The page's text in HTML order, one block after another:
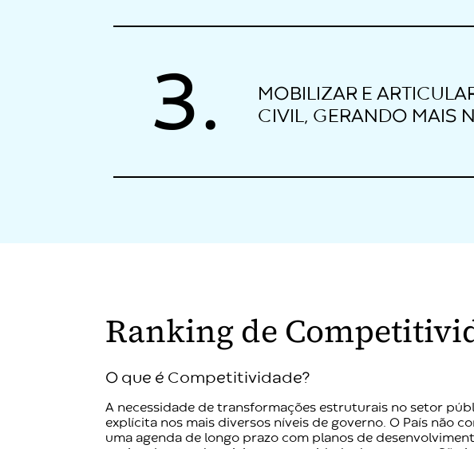
3.
MOBILIZAR E
CIVIL, GERANDO MAIS
Ranking de
O que é Competitividade?
A necessidade de transformações estruturais no setor
explícita nos mais diversos níveis de governo. O País não
uma agenda de longo prazo com planos de